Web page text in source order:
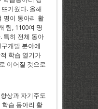
거웠다. 올해
명이 동아리 활
팀, 1100여 명
특히 전체 동아
개발 분야에
학습 열기가
이어질 것으로
상과 자기주도
학습 동아리 활